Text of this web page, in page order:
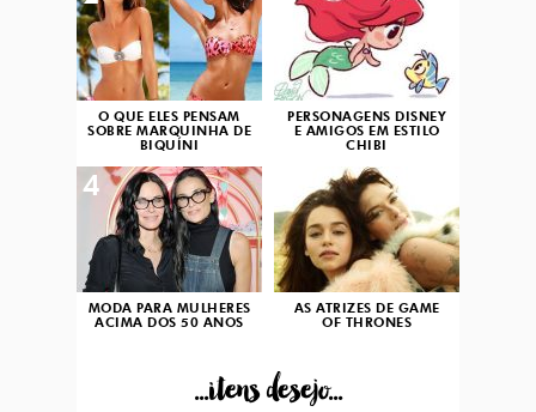
O QUE ELES PENSAM
SOBRE MARQUINHA DE
BIQUÍNI
PERSONAGENS DISNEY
E AMIGOS EM ESTILO
CHIBI
MODA PARA MULHERES
ACIMA DOS 50 ANOS
4
AS ATRIZES DE GAME
OF THRONES
...itens desejo...